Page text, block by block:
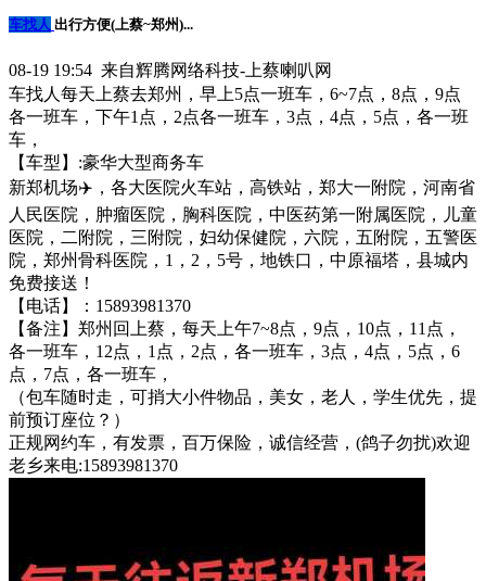
车找人 出行方便(上蔡~郑州)...
08-19 19:54 来自辉腾网络科技-上蔡喇叭网
车找人每天上蔡去郑州，早上5点一班车，6~7点，8点，9点
各一班车，下午1点，2点各一班车，3点，4点，5点，各一班
车，
【车型】:豪华大型商务车
新郑机场✈️，各大医院火车站，高铁站，郑大一附院，河南省
人民医院，肿瘤医院，胸科医院，中医药第一附属医院，儿童
医院，二附院，三附院，妇幼保健院，六院，五附院，五警医
院，郑州骨科医院，1，2，5号，地铁口，中原福塔，县城内
免费接送！
【电话】：15893981370
【备注】郑州回上蔡，每天上午7~8点，9点，10点，11点，
各一班车，12点，1点，2点，各一班车，3点，4点，5点，6
点，7点，各一班车，
（包车随时走，可捎大小件物品，美女，老人，学生优先，提
前预订座位？）
正规网约车，有发票，百万保险，诚信经营，(鸽子勿扰)欢迎
老乡来电:15893981370